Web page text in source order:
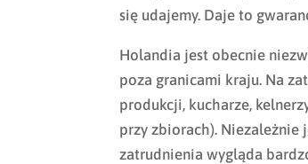
się udajemy. Daje to
Holandia jest obecnie
poza granicami kraju. Na
produkcji, kucharze,
przy zbiorach). Niezależnie
zatrudnienia wygląda